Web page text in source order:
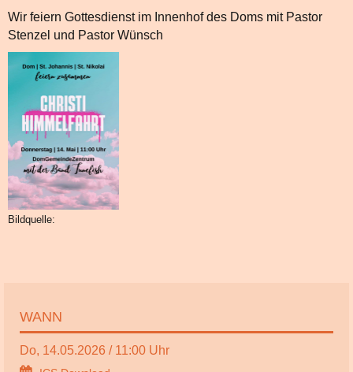
Wir feiern Gottesdienst im Innenhof des Doms mit Pastor
Stenzel und Pastor Wünsch
Bildquelle:
WANN
Do, 14.05.2026 / 11:00 Uhr